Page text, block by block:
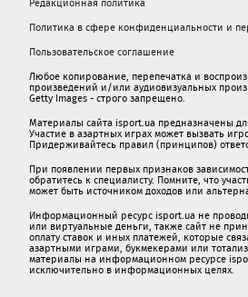
Политика в сфере конфиденциальности и
Пользовательское соглашение
Любое копирование, перепечатка и
произведений и/или аудиовизуальных
Getty Images - строго запрещено.
Материалы сайта isport.ua предназначены
Участие в азартных играх может вызвать
Придерживайтесь правил (принципов)
При появлении первых признаков
обратитесь к специалисту. Помните, что
может быть источником доходов или
Информационный ресурс isport.ua не
или виртуальные деньги, также сайт не
oплaту ставок и иных платежей, которые
азартными игрaми, букмекерами или
материалы на информационном ресурсе
исключительно в информационных целях.